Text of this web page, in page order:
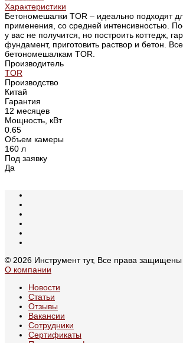
Характеристики
Бетономешалки TOR – идеально подходят
применения, со средней интенсивностью.
у вас не получится, но построить коттедж,
фундамент, приготовить раствор и бетон.
бетономешалкам TOR.
Производитель
TOR
Производство
Китай
Гарантия
12 месяцев
Мощность, кВт
0.65
Объем камеры
160 л
Под заявку
Да
© 2026 Инструмент тут, Все права защищены
О компании
Новости
Статьи
Отзывы
Вакансии
Сотрудники
Сертификаты